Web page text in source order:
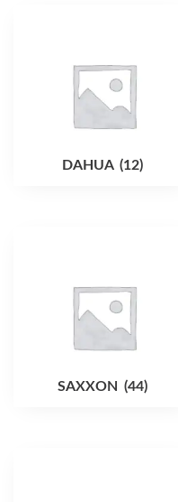
DAHUA (12)
SAXXON (44)